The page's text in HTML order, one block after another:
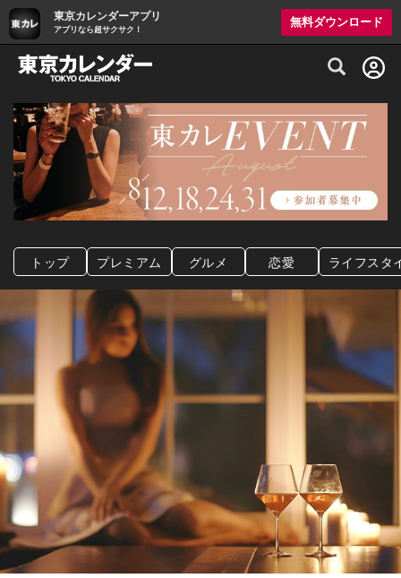
東京カレンダーアプリ
アプリなら超サクサク！
無料ダウンロード
グルメ情報・プレミアムレストラン予約
トップ プレミアム グルメ 恋愛 ライフスタ